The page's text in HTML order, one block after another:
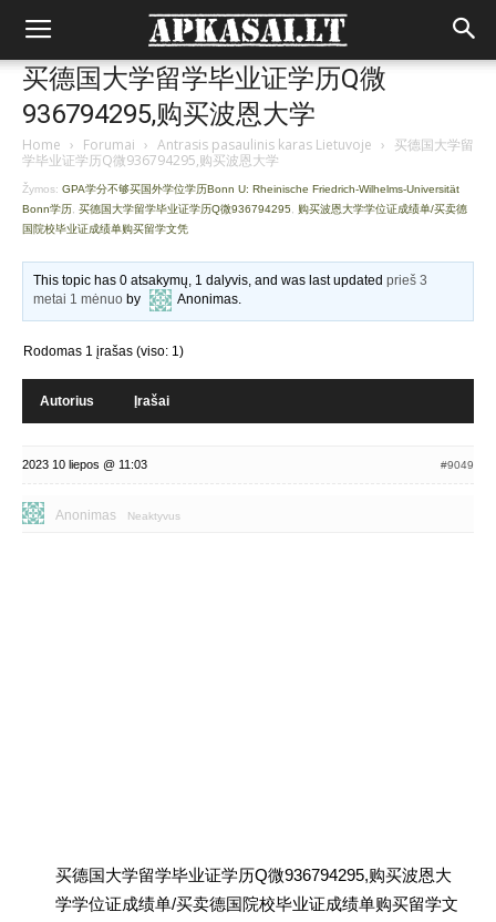
买德国大学留学毕业证学历Q微
936794295,购买波恩大学
Home › Forumai › Antrasis pasaulinis karas Lietuvoje › 买德国大学留
学毕业证学历Q微936794295,购买波恩大学
Žymos: GPA学分不够买国外学位学历Bonn U: Rheinische Friedrich-Wilhelms-Universität
Bonn学历 买德国大学留学毕业证学历Q微936794295
购买波恩大学学位证成绩单/买卖德
国院校毕业证成绩单购买留学文凭
This topic has 0 atsakymų, 1 dalyvis, and was last updatedprieš 3
metai 1 mėnuo by Anonimas.
Rodomas 1 įrašas (viso: 1)
Autorius Įrašai
2023 10 liepos @ 11:03 #9049
Anonimas Neaktyvus
买德国大学留学毕业证学历Q微936794295,购买波恩大
学学位证成绩单/买卖德国院校毕业证成绩单购买留学文